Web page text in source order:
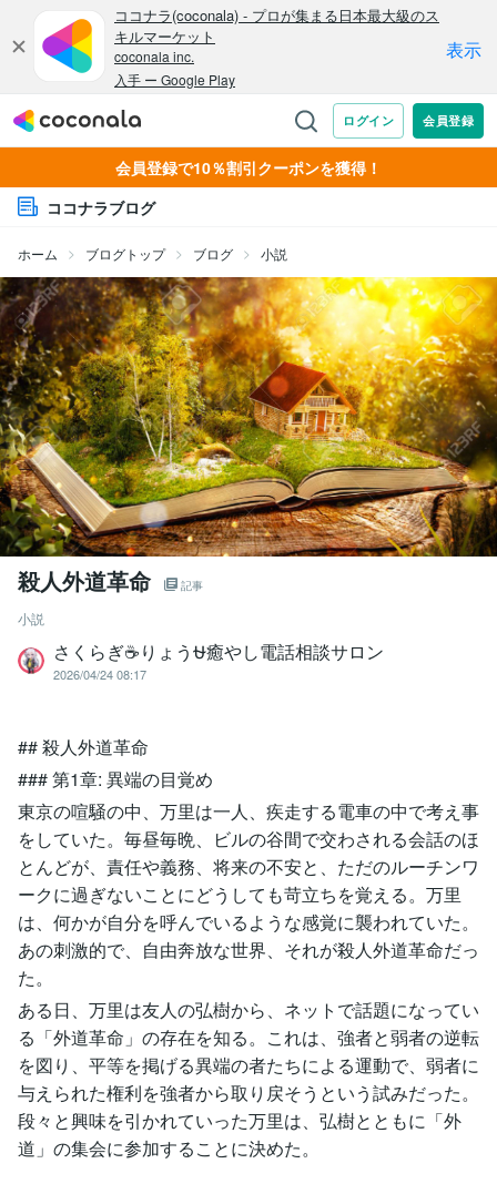
会員登録で10％割引クーポンを獲得！
ココナラブログ
ホーム ブログトップ ブログ 小説
殺人外道革命 記事
小説
さくらぎ☕りょう⛎癒やし電話相談サロン
2026/04/24 08:17
## 殺人外道革命
### 第1章: 異端の目覚め
東京の喧騒の中、万里は一人、疾走する電車の中で考え事
をしていた。毎昼毎晩、ビルの谷間で交わされる会話のほ
とんどが、責任や義務、将来の不安と、ただのルーチンワ
ークに過ぎないことにどうしても苛立ちを覚える。万里
は、何かが自分を呼んでいるような感覚に襲われていた。
あの刺激的で、自由奔放な世界、それが殺人外道革命だっ
た。
ある日、万里は友人の弘樹から、ネットで話題になってい
る「外道革命」の存在を知る。これは、強者と弱者の逆転
を図り、平等を掲げる異端の者たちによる運動で、弱者に
与えられた権利を強者から取り戻そうという試みだった。
段々と興味を引かれていった万里は、弘樹とともに「外
道」の集会に参加することに決めた。